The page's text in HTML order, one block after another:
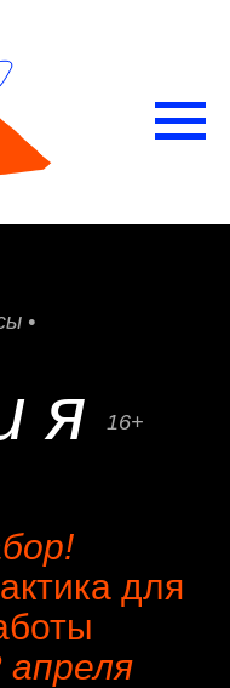
•
я 16+
для
апреля